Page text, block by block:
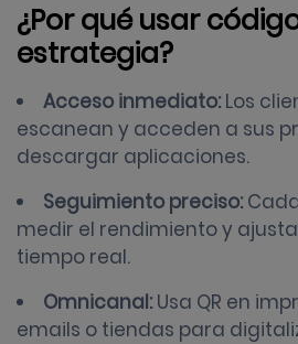
¿Por qué usar
estrategia?
Acceso inmediato: Los
escanean y acceden a sus
descargar aplicaciones.
Seguimiento preciso:
medir el rendimiento y
tiempo real.
Omnicanal: Usa QR en
emails o tiendas para